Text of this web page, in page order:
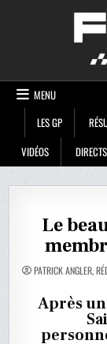
MENU
LES GP
VIDÉOS
DIRECTS
Le
PATRICK ANGLER,
Après